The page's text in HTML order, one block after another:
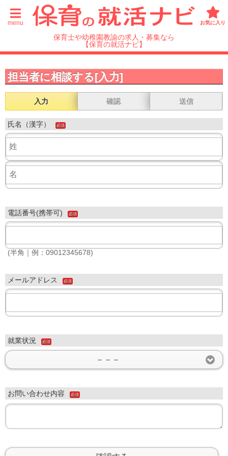
menu お気に入り
保育士や幼稚園教諭の求人・募集なら
【保育の就活ナビ】
担当者に相談する[入力]
入力 確認 送信
氏名（漢字） 必須
電話番号(携帯可) 必須
(半角｜例：09012345678)
メールアドレス 必須
就業状況 必須
－－－
お問い合わせ内容 必須